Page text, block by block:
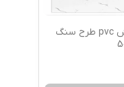
کفپوش pvc طرح سنگ